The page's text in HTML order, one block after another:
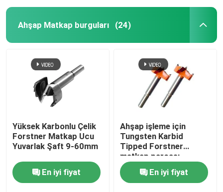
Ahşap Matkap burguları (24)
Yüksek Karbonlu Çelik
Forstner Matkap Ucu
Yuvarlak Şaft 9-60mm
En iyi fiyat
Ahşap işleme için
Tungsten Karbid
Tipped Forstner
matkap parçası
En iyi fiyat